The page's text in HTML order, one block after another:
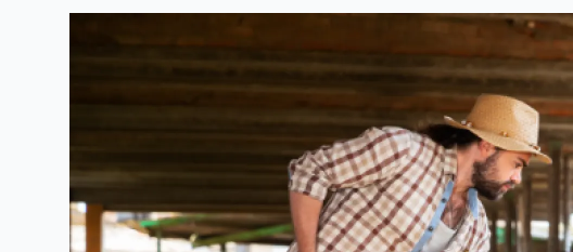
Linkedin
Facebook
Threads
Bluesky
email